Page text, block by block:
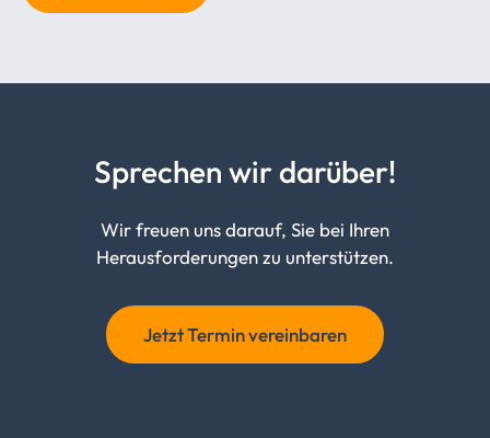
Sprechen wir darüber!
Wir freuen uns darauf, Sie bei Ihren
Herausforderungen zu unterstützen.
Jetzt Termin vereinbaren